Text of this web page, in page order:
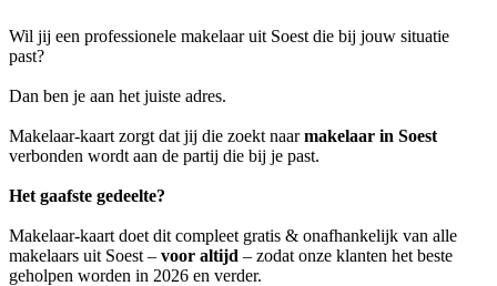
Wil jij een professionele makelaar uit Soest die bij jouw situatie
past?
Dan ben je aan het juiste adres.
Makelaar-kaart zorgt dat jij die zoekt naarmakelaar in Soest
verbonden wordt aan de partij die bij je past.
Het gaafste gedeelte?
Makelaar-kaart doet dit compleet gratis & onafhankelijk van alle
makelaars uit Soest – voor altijd – zodat onze klanten het beste
geholpen worden in 2026 en verder.